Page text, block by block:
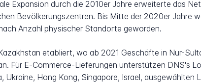
Expansion durch die 2010er Jahre erweiterte das
Bevölkerungszentren. Bis Mitte der 2020er Jahre
Anzahl physischer Standorte geworden.
etabliert, wo ab 2021 Geschäfte in Nur-
Für E-Commerce-Lieferungen unterstützen DNS's
Hong Kong, Singapore, Israel, ausgewählten